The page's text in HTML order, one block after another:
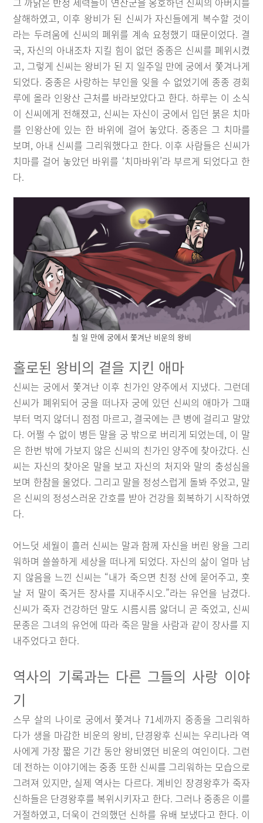
살해하였고, 이후 왕비가 된 신씨가 자신들에게 복수할 것이
라는 두려움에 신씨의 폐위를 계속 요청했기 때문이었다. 결
국, 자신의 아내조차 지킬 힘이 없던 중종은 신씨를 폐위시켰
고, 그렇게 신씨는 왕비가 된 지 일주일 만에 궁에서 쫓겨나게
되었다. 중종은 사랑하는 부인을 잊을 수 없었기에 종종 경회
루에 올라 인왕산 근처를 바라보았다고 한다. 하루는 이 소식
이 신씨에게 전해졌고, 신씨는 자신이 궁에서 입던 붉은 치마
를 인왕산에 있는 한 바위에 걸어 놓았다. 중종은 그 치마를
보며, 아내 신씨를 그리워했다고 한다. 이후 사람들은 신씨가
치마를 걸어 놓았던 바위를 ‘치마바위’라 부르게 되었다고 한
다.
칠 일 만에 궁에서 쫓겨난 비운의 왕비
홀로된 왕비의 곁을 지킨 애마
신씨는 궁에서 쫓겨난 이후 친가인 양주에서 지냈다. 그런데
신씨가 폐위되어 궁을 떠나자 궁에 있던 신씨의 애마가 그때
부터 먹지 않더니 점점 마르고, 결국에는 큰 병에 걸리고 말았
다. 어쩔 수 없이 병든 말을 궁 밖으로 버리게 되었는데, 이 말
은 한번 밖에 가보지 않은 신씨의 친가인 양주에 찾아갔다. 신
씨는 자신의 찾아온 말을 보고 자신의 처지와 말의 충성심을
보며 한참을 울었다. 그리고 말을 정성스럽게 돌봐 주었고, 말
은 신씨의 정성스러운 간호를 받아 건강을 회복하기 시작하였
다.
어느덧 세월이 흘러 신씨는 말과 함께 자신을 버린 왕을 그리
워하며 쓸쓸하게 세상을 떠나게 되었다. 자신의 삶이 얼마 남
지 않음을 느낀 신씨는 “내가 죽으면 친정 산에 묻어주고, 훗
날 저 말이 죽거든 장사를 지내주시오.”라는 유언을 남겼다.
신씨가 죽자 건강하던 말도 시름시름 앓더니 곧 죽었고, 신씨
문종은 그녀의 유언에 따라 죽은 말을 사람과 같이 장사를 지
내주었다고 한다.
역사의 기록과는 다른 그들의 사랑 이야
기
스무 살의 나이로 궁에서 쫓겨나 71세까지 중종을 그리워하
다가 생을 마감한 비운의 왕비, 단경왕후 신씨는 우리나라 역
사에게 가장 짧은 기간 동안 왕비였던 비운의 여인이다. 그런
데 전하는 이야기에는 중종 또한 신씨를 그리워하는 모습으로
그려져 있지만, 실제 역사는 다르다. 계비인 장경왕후가 죽자
신하들은 단경왕후를 복위시키자고 한다. 그러나 중종은 이를
거절하였고, 더욱이 건의했던 신하를 유배 보냈다고 한다. 이